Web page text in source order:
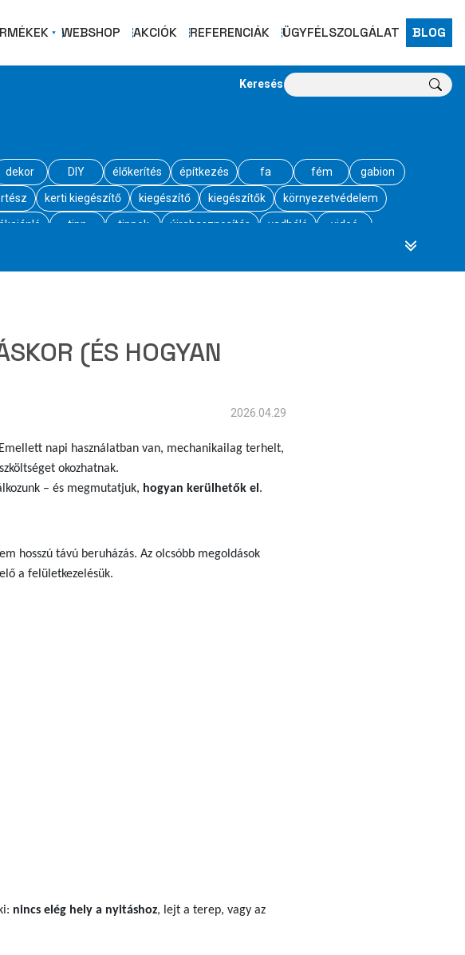
WEBSHOP AKCIÓK REFERENCIÁK ÜGYFÉLSZOLGÁLAT BLOG
dekor DIY élőkerítés építkezés fa fém gabion
kerti kiegészítő kiegészítő kiegészítők környezetvédelem
tipp tippek újrahasznosítás vadháló videó
Keresés
(ÉS HOGYAN
2026.04.29
napi használatban van, mechanikailag terhelt,
okozhatnak.
– és megmutatjuk, hogyan kerülhetők el .
hosszú távú beruházás. Az olcsóbb megoldások
a felületkezelésük.
nincs elég hely a nyitáshoz, lejt a terep, vagy az